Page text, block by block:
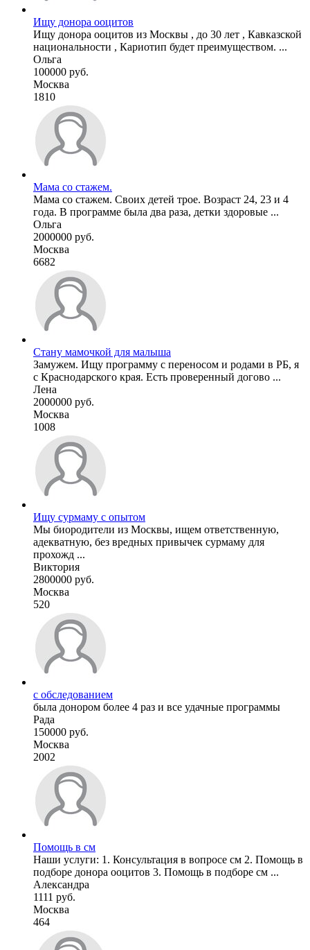
Ищу донора ооцитов
Ищу донора ооцитов из Москвы , до 30 лет , Кавказской
национальности , Кариотип будет преимуществом. ...
Ольга
100000 руб.
Москва
1810
Мама со стажем.
Мама со стажем. Своих детей трое. Возраст 24, 23 и 4
года. В программе была два раза, детки здоровые ...
Ольга
2000000 руб.
Москва
6682
Стану мамочкой для малыша
Замужем. Ищу программу с переносом и родами в РБ, я
с Краснодарского края. Есть проверенный догово ...
Лена
2000000 руб.
Москва
1008
Ищу сурмаму с опытом
Мы биородители из Москвы, ищем ответственную,
адекватную, без вредных привычек сурмаму для
прохожд ...
Виктория
2800000 руб.
Москва
520
с обследованием
была донором более 4 раз и все удачные программы
Рада
150000 руб.
Москва
2002
Помощь в см
Наши услуги: 1. Консультация в вопросе см 2. Помощь в
подборе донора ооцитов 3. Помощь в подборе см ...
Александра
1111 руб.
Москва
464